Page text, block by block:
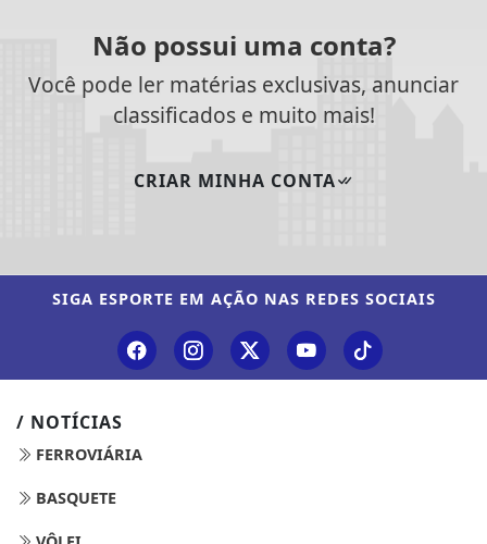
Não possui uma conta?
Você pode ler matérias exclusivas, anunciar
classificados e muito mais!
CRIAR MINHA CONTA
SIGA ESPORTE EM AÇÃO NAS REDES SOCIAIS
/ NOTÍCIAS
FERROVIÁRIA
BASQUETE